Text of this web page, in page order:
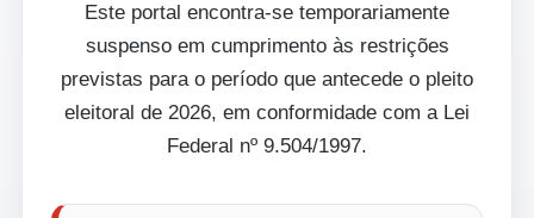
Este portal encontra-se temporariamente
suspenso em cumprimento às restrições
previstas para o período que antecede o pleito
eleitoral de 2026, em conformidade com a Lei
Federal nº 9.504/1997.